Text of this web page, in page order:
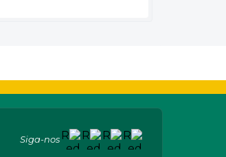
Siga-nos